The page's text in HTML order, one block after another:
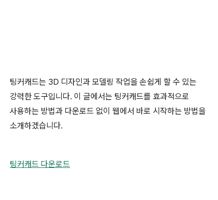
팅커캐드는 3D 디자인과 모델링 작업을 손쉽게 할 수 있는
강력한 도구입니다. 이 글에서는 팅커캐드를 효과적으로
사용하는 방법과 다운로드 없이 웹에서 바로 시작하는 방법을
소개하겠습니다.
팅커캐드 다운로드